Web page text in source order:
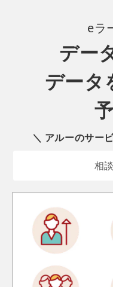
eラ
デー
データ
＼ アルーのサー
相